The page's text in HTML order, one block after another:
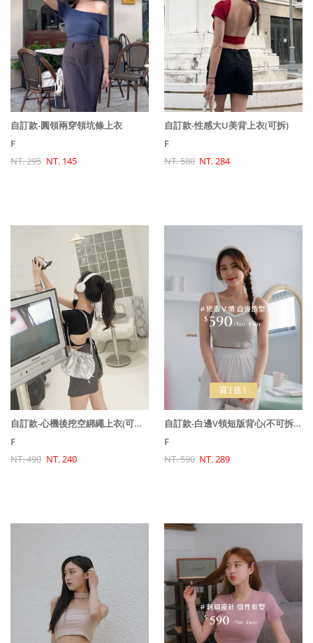
自訂款-圓領兩穿領坑條上衣
F
NT. 295 NT. 145
自訂款-性感大U美背上衣(可拆)
F
NT. 580 NT. 284
自訂款-心機後挖空綁繩上衣(可拆)(原價580特價490)
F
NT. 490 NT. 240
自訂款-白邊V領短版背心(不可拆)($590買一送一)
F
NT. 590 NT. 289